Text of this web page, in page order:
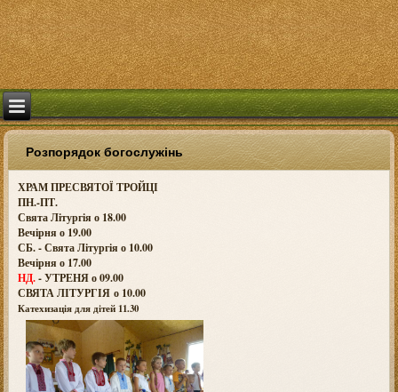
Розпорядок богослужінь
ХРАМ ПРЕСВЯТОЇ ТРОЙЦІ
ПН.-ПТ.
Свята Літургія о 18.00
Вечірня о 19.00
СБ. - Свята Літургія о 10.00
Вечірня о 17.00
НД.- УТРЕНЯ о 09.00
СВЯТА ЛІТУРГІЯ о 10.00
Катехизація для дітей 11.30